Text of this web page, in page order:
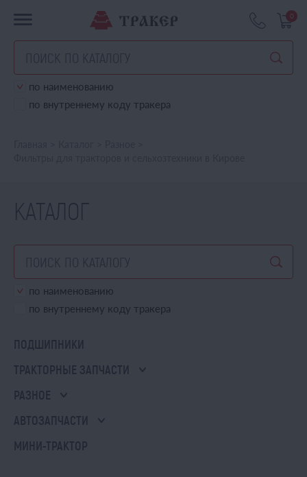
0
по наименованию
по внутреннему коду тракера
КАТАЛОГ
по наименованию
по внутреннему коду тракера
ПОДШИПНИКИ
ТРАКТОРНЫЕ ЗАПЧАСТИ
РАЗНОЕ
АВТОЗАПЧАСТИ
МИНИ-ТРАКТОР